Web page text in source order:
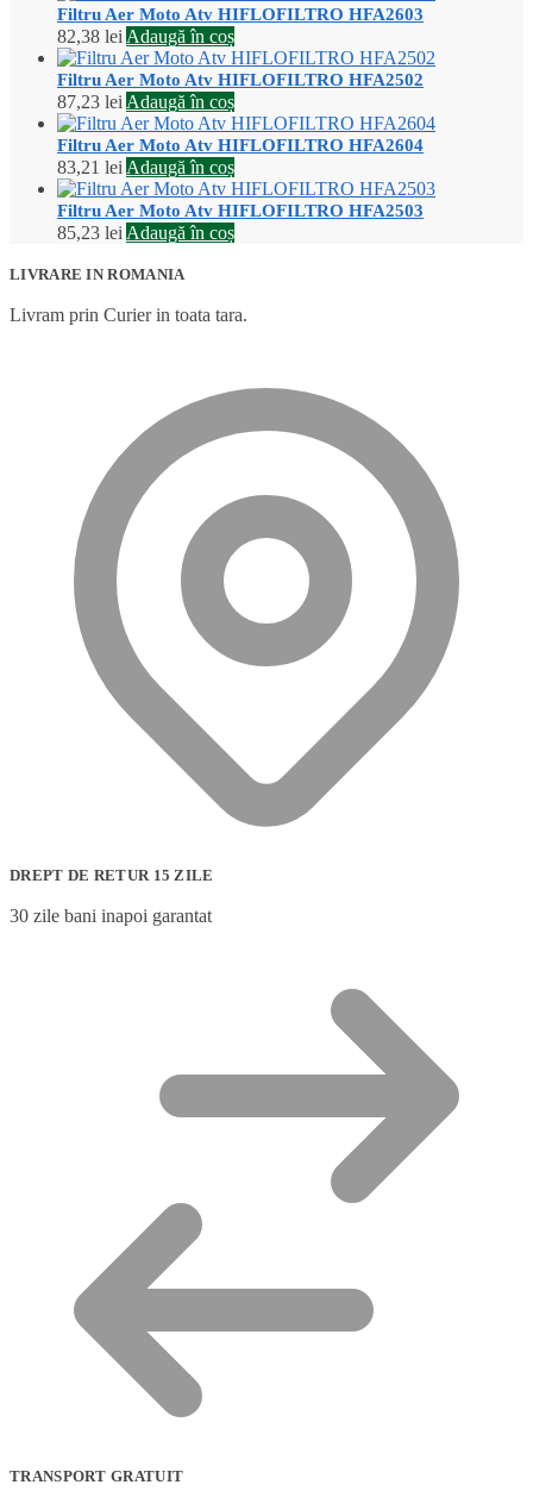
Filtru Aer Moto Atv HIFLOFILTRO HFA2603
82,38 lei Adaugă în coș
Filtru Aer Moto Atv HIFLOFILTRO HFA2502
87,23 lei Adaugă în coș
Filtru Aer Moto Atv HIFLOFILTRO HFA2604
83,21 lei Adaugă în coș
Filtru Aer Moto Atv HIFLOFILTRO HFA2503
85,23 lei Adaugă în coș
LIVRARE IN ROMANIA
Livram prin Curier in toata tara.
DREPT DE RETUR 15 ZILE
30 zile bani inapoi garantat
TRANSPORT GRATUIT